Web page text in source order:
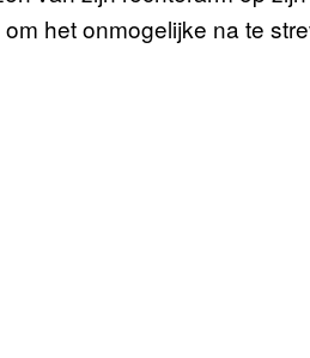
het onmogelijke na te